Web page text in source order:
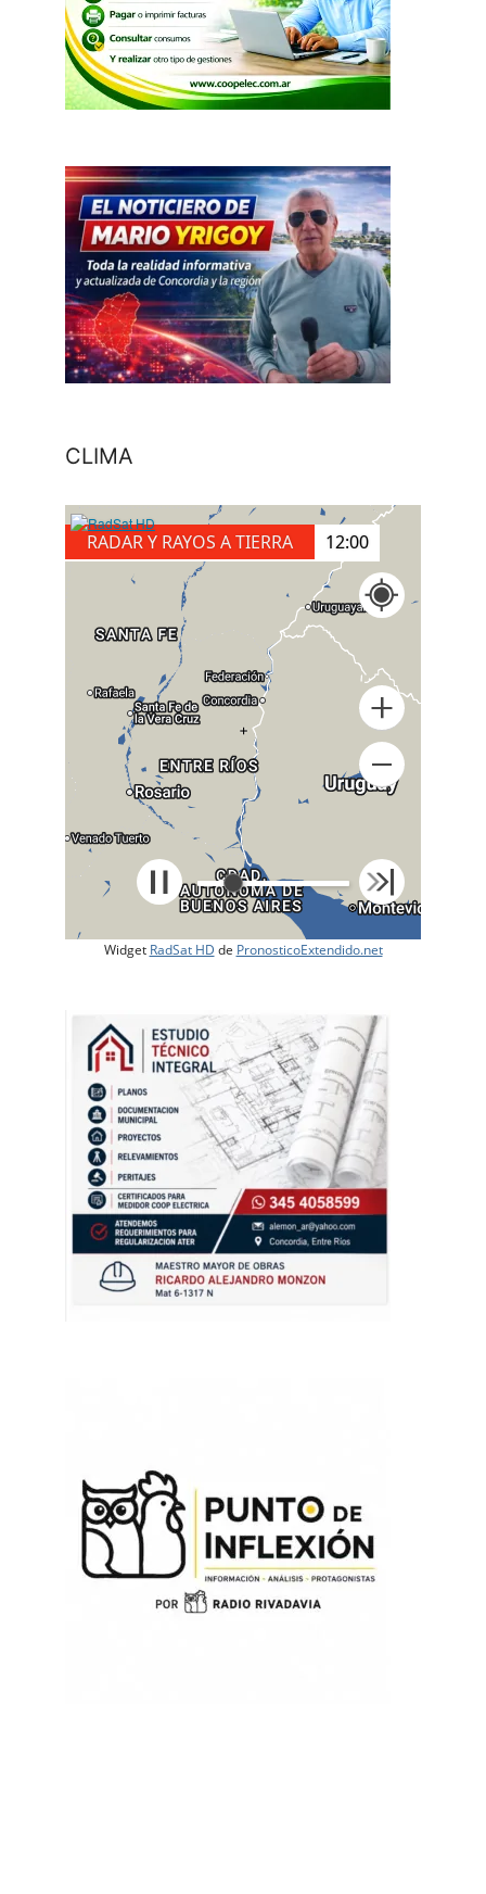
CLIMA
RADAR Y RAYOS A TIERRA 12:10
+
Widget RadSat HD de PronosticoExtendido.net